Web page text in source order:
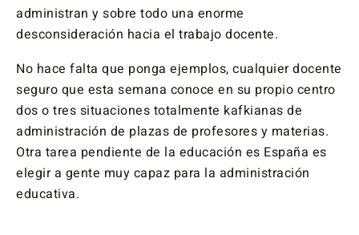
administran y sobre todo una enorme
desconsideración hacia el trabajo docente.
No hace falta que ponga ejemplos, cualquier docente
seguro que esta semana conoce en su propio centro
dos o tres situaciones totalmente kafkianas de
administración de plazas de profesores y materias.
Otra tarea pendiente de la educación es España es
elegir a gente muy capaz para la administración
educativa.